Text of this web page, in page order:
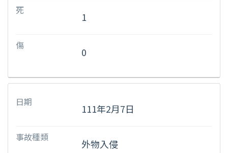
死
1
傷
0
日期
111年2月7日
事故種類
外物入侵